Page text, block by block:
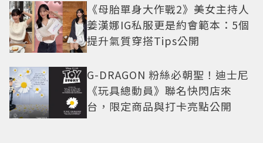
《母胎單身大作戰2》美女主持人
姜漢娜IG私服更是約會範本：5個
提升氣質穿搭Tips公開
G-DRAGON 粉絲必朝聖！迪士尼
《玩具總動員》聯名快閃店來
台，限定商品與打卡亮點公開